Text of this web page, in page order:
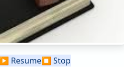
Resume⏹️ Stop